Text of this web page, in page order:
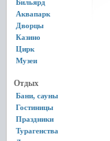
Бильярд
Аквапарк
Дворцы
Казино
Цирк
Музеи
Отдых
Бани, сауны
Гостиницы
Праздники
Турагенства